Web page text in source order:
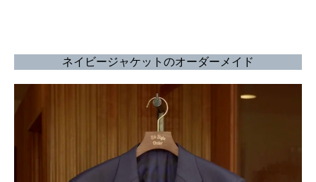
ネイビージャケットのオーダーメイド